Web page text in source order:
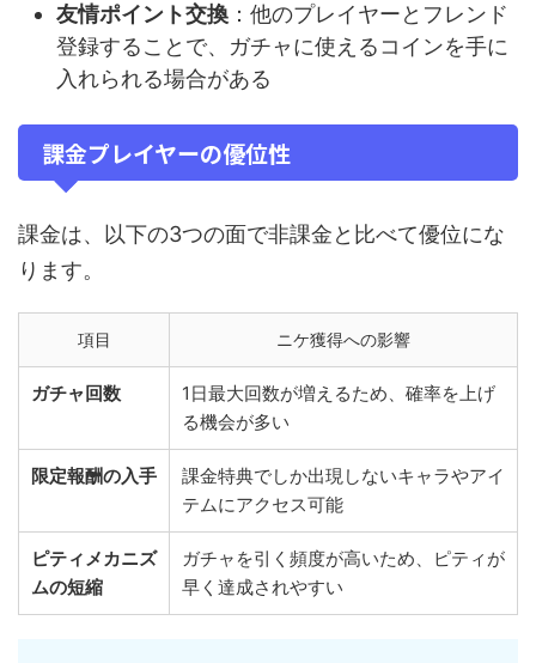
友情ポイント交換 ：他のプレイヤーとフレンド
登録することで、ガチャに使えるコインを手に
入れられる場合がある
課金プレイヤーの優位性
課金は、以下の3つの面で非課金と比べて優位にな
ります。
項目 ニケ獲得への影響
ガチャ回数
1日最大回数が増えるため、確率を上げ
る機会が多い
限定報酬の入手
課金特典でしか出現しないキャラやアイ
テムにアクセス可能
ピティメカニズ
ムの短縮
ガチャを引く頻度が高いため、ピティが
早く達成されやすい